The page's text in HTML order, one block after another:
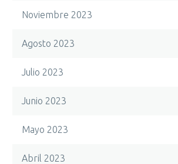
Noviembre 2023
Agosto 2023
Julio 2023
Junio 2023
Mayo 2023
Abril 2023